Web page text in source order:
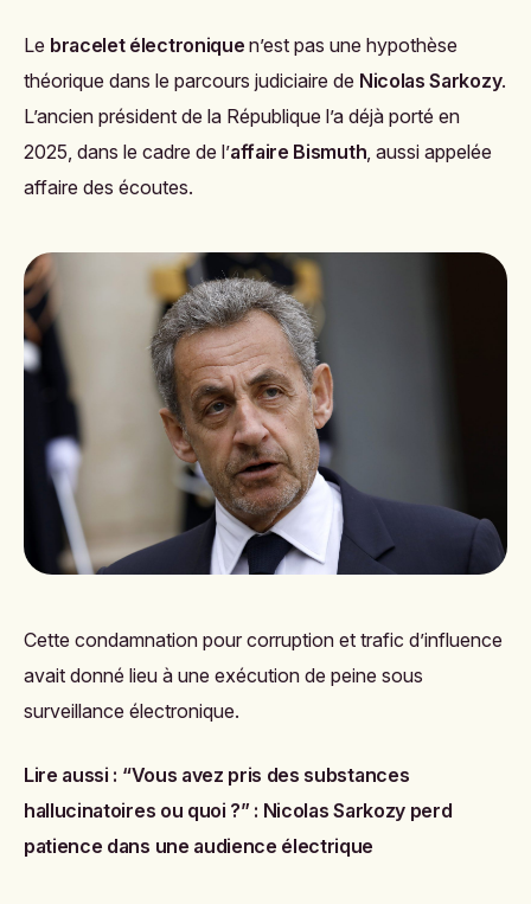
Le bracelet électronique n’est pas une hypothèse
théorique dans le parcours judiciaire de Nicolas Sarkozy.
L’ancien président de la République l’a déjà porté en
2025, dans le cadre de l’affaire Bismuth, aussi appelée
affaire des écoutes.
Cette condamnation pour corruption et trafic d’influence
avait donné lieu à une exécution de peine sous
surveillance électronique.
Lire aussi : “Vous avez pris des substances
hallucinatoires ou quoi ?” : Nicolas Sarkozy perd
patience dans une audience électrique